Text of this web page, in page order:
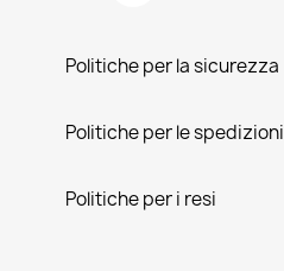
Politiche per la sicurezza
Politiche per le spedizioni
Politiche per i resi